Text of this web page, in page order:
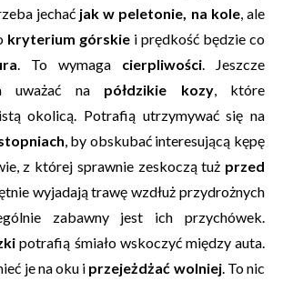
jechać jak w peletonie, na kole, ale
kryterium górskie i prędkość będzie co
. To wymaga cierpliwości. Jeszcze
uważać na półdzikie kozy, które
okolicą. Potrafią utrzymywać się na
, by obskubać interesującą kępę
z której sprawnie zeskoczą tuż przed
wyjadają trawę wzdłuż przydrożnych
zabawny jest ich przychówek.
potrafią śmiało wskoczyć między auta.
je na oku i przejeżdżać wolniej. To nic